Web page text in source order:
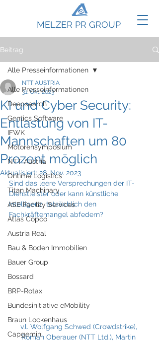
MELZER PR GROUP
Beitrag
Alle Presseinformationen
Deepsearch
Gentics Software
IFWK
Motorensymposium
NTT Austria
Ontime Logistics
Titan Machinary
ASE Facility Services
Atlas Copco
Austria Real
Bau & Boden Immobilien
Bauer Group
Bossard
BRP-Rotax
Bundesinitiative eMobility
Braun Lockenhaus
Capgemini
Alle Presseinformationen
KI und Cyber Security:
Entlastung von IT-
Mannschaften um 80
Prozent möglich
NTT AUSTRIA
31. Okt. 2023
Aktualisiert:28. Nov. 2023
Sind das leere Versprechungen der IT-
Dienstleister oder kann künstliche
Intelligenz  tatsächlich den
Fachkräftemangel abfedern?
v.l. Wolfgang Schwed (Crowdstrike),
Roman Oberauer (NTT Ltd.), Martin